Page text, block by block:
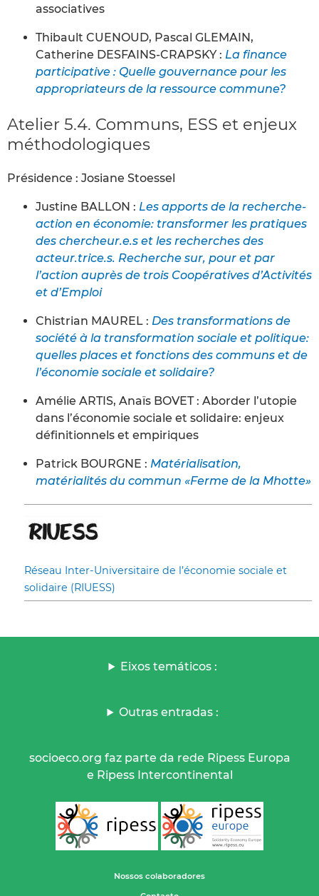
associatives
Thibault CUENOUD, Pascal GLEMAIN,
Catherine DESFAINS-CRAPSKY : La finance
participative : Quelle gouvernance pour les
appropriateurs de la ressource commune?
Atelier 5.4. Communs, ESS et enjeux
méthodologiques
Présidence : Josiane Stoessel
Justine BALLON : Les apports de la recherche-
action en économie: transformer les pratiques
des chercheur.e.s et les recherches des
acteur.trice.s. Recherche sur, pour et par
l’action auprès de trois Coopératives d’Activités
et d’Emploi
Chistrian MAUREL : Des transformations de
société à la transformation sociale et politique:
quelles places et fonctions des communs et de
l’économie sociale et solidaire?
Amélie ARTIS, Anaïs BOVET : Aborder l’utopie
dans l’économie sociale et solidaire: enjeux
définitionnels et empiriques
Patrick BOURGNE : Matérialisation,
matérialités du commun «Ferme de la Mhotte»
Réseau Inter-Universitaire de l’économie sociale et
solidaire (RIUESS)
Eixos temáticos :
Outras entradas :
socioeco.org faz parte da rede Ripess Europa
e Ripess Intercontinental
Nossos colaboradores